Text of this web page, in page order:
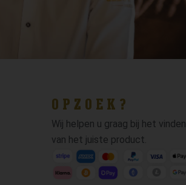
OPZOEK?
Wij helpen u graag bij het vinden
van het juiste product.